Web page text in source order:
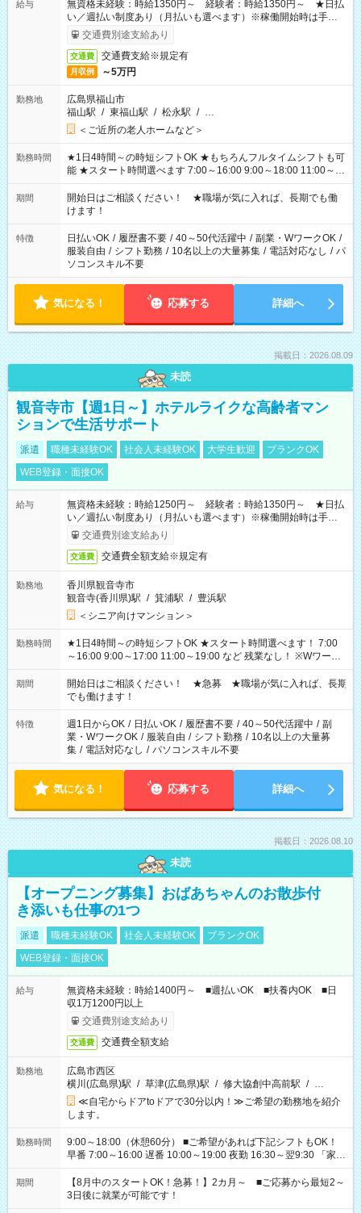
給与
無資格未経験：時給1350円～ 経験者：時給1350円～ ★日払
い／週払い制度あり（月払いも選べます）※稼働開始時は手続き
完了次第のお支払いとなります。
交通費別途支給あり
交通費 交通費支給※規定有
月収例 ～5万円
勤務地
広島県福山市
福山駅 / 東福山駅 / 松永駅 / …
＜ご近所の老人ホームなど＞
勤務時間
★1日4時間～の時短シフトOK ★もちろんフルタイムシフトも可
能 ★スタート時間選べます 7:00～16:00 9:00～18:00 11:00～
20:00 など 残業なし！ ※Wワークの場合、他のお仕事と合わせ
週40時間超の就業はご案内できません ※法令に基づき、週20時
間以上勤務は社会保険への加入対象となります ※労働者派遣法
（日雇い派遣の原則禁止）により、短時間・短期間の就業はご
案内が難しい場合があります
期間
開始日はご相談ください！ ★職場が気に入れば、長期でも働
けます！
特徴 日払いOK / 履歴書不要 / 40～50代活躍中 / 副業・WワークOK /
服装自由 / シフト勤務 / 10名以上の大量募集 / 電話対応なし / パ
ソコンスキル不要
気になる！ 応募する 詳細へ
掲載日：2026.08.09
未読
観音寺市【週1日～】ホテルライクな高齢者マン
ションで生活サポート
派遣 職種未経験OK 社会人未経験OK 大学生歓迎
ブランクOK
WEB登録・面接OK
給与
無資格未経験：時給1250円～ 経験者：時給1350円～ ★日払
い／週払い制度あり（月払いも選べます）※稼働開始時は手続き
完了次第のお支払いとなります。
交通費別途支給あり
交通費 交通費全額支給※規定有
勤務地
香川県観音寺市
観音寺(香川県)駅 / 箕浦駅 / 豊浜駅
＜シニア向けマンション＞
勤務時間
★1日4時間～の時短シフトOK ★スタート時間選べます！ 7:00
～16:00 9:00～17:00 11:00～19:00 など 残業なし！ ※Wワーク
の場合、他のお仕事と合わせ週40時間超の就業はご案内できま
せん ※法令に基づき、週20時間以上勤務は社会保険への加入対
象となります ※労働者派遣法（日雇い派遣の原則禁止）によ
り、短時間・短期間の就業はご案内が難しい場合があります
期間
開始日はご相談ください！ ★急募 ★職場が気に入れば、長期
でも働けます！
特徴 週1日からOK / 日払いOK / 履歴書不要 / 40～50代活躍中 / 副
業・WワークOK / 服装自由 / シフト勤務 / 10名以上の大量募
集 / 電話対応なし / パソコンスキル不要
気になる！ 応募する 詳細へ
掲載日：2026.08.10
未読
【オープニング募集】おばあちゃんのお散歩付
き添いも仕事の1つ
派遣 職種未経験OK 社会人未経験OK
ブランクOK
WEB登録・面接OK
給与
無資格未経験：時給1400円～ ■週払いOK ■扶養内OK ■日
収1万1200円以上
交通費別途支給あり
交通費 交通費全額支給
勤務地
広島市西区
横川(広島県)駅 / 草津(広島県)駅 / 修大協創中高前駅 / …
≪自宅からドアtoドアで30分以内！≫ご希望の勤務地を紹介
します。
勤務時間
9:00～18:00（休憩60分） ■ご希望があれば下記シフトもOK！
早番 7:00～16:00 遅番 10:00～19:00 夜勤 16:30～翌9:30 「家族
と休みを合わせたい」 「余裕を持って夕飯の準備がしたい」
「できれば残業はしたくない」 など、ご希望を教えてください
ね。 ※Wワーク希望の方へ 今ご覧のお仕事で希望する勤務時間
と、もう1つのお仕事の勤務時間。 合計で週40時間を超える場
期間
【8月中のスタートOK！急募！】2カ月～ ■ご応募から最短2～
3日後に就業が可能です！